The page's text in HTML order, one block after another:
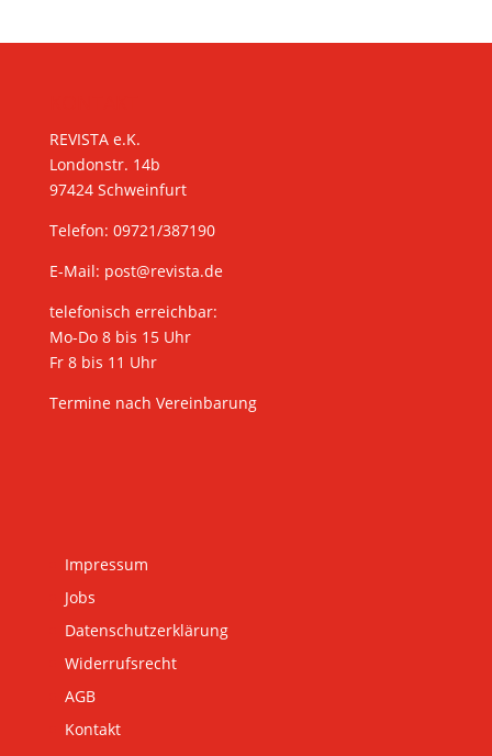
REVISTA e.K.
Londonstr. 14b
97424 Schweinfurt
Telefon: 09721/387190
E-Mail: post@revista.de
telefonisch erreichbar:
Mo-Do 8 bis 15 Uhr
Fr 8 bis 11 Uhr
Termine nach Vereinbarung
Impressum
Jobs
Datenschutzerklärung
Widerrufsrecht
AGB
Kontakt